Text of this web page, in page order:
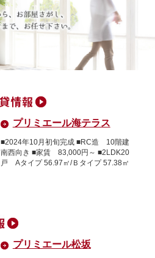
プリミエール海テラス
■2024年10月初旬完成 ■RC造 10階建
南西向き ■家賃 83,000円～ ■2LDK20
戸 Aタイプ 56.97㎡/Ｂタイプ 57.38㎡
プリミエール松坂